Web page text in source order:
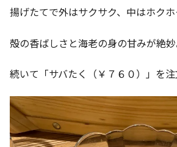
揚げたてで外はサクサク、中はホクホ
殻の香ばしさと海老の身の甘みが絶妙
続いて「サバたく（￥７６０）」を注